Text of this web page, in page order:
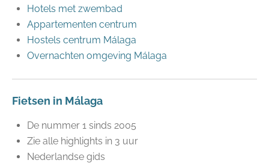
Hotels met zwembad
Appartementen centrum
Hostels centrum Málaga
Overnachten omgeving Málaga
Fietsen in Málaga
De nummer 1 sinds 2005
Zie alle highlights in 3 uur
Nederlandse gids